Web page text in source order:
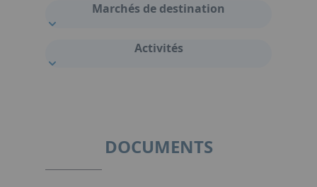
Marchés de destination
Activités
DOCUMENTS